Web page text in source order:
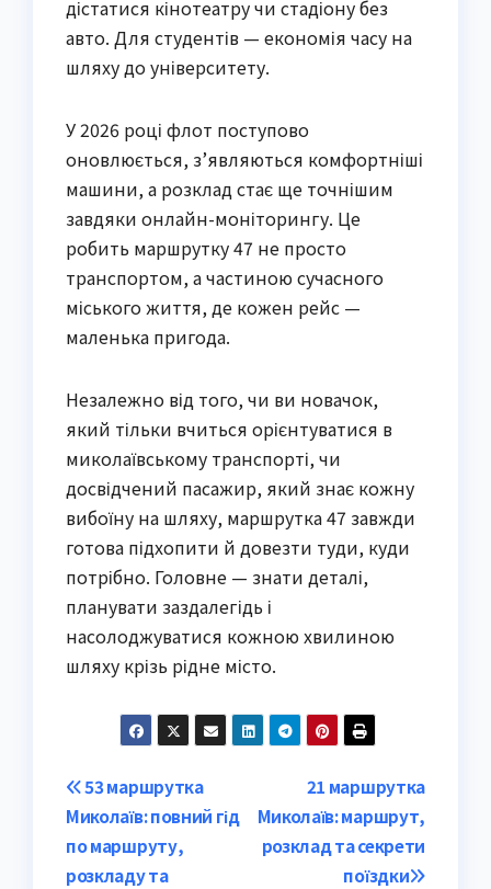
дістатися кінотеатру чи стадіону без
авто. Для студентів — економія часу на
шляху до університету.
У 2026 році флот поступово
оновлюється, з’являються комфортніші
машини, а розклад стає ще точнішим
завдяки онлайн-моніторингу. Це
робить маршрутку 47 не просто
транспортом, а частиною сучасного
міського життя, де кожен рейс —
маленька пригода.
Незалежно від того, чи ви новачок,
який тільки вчиться орієнтуватися в
миколаївському транспорті, чи
досвідчений пасажир, який знає кожну
вибоїну на шляху, маршрутка 47 завжди
готова підхопити й довезти туди, куди
потрібно. Головне — знати деталі,
планувати заздалегідь і
насолоджуватися кожною хвилиною
шляху крізь рідне місто.
Post
navigation
21 маршрутка
Миколаїв: маршрут,
розклад та секрети
поїздки
53 маршрутка
Миколаїв: повний гід
по маршруту,
розкладу та